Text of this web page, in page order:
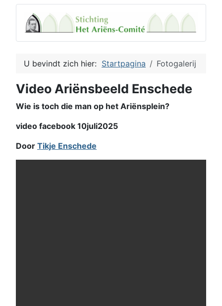
U bevindt zich hier: Startpagina Fotogalerij
Video Ariënsbeeld Enschede
Wie is toch die man op het Ariënsplein?
video facebook 10juli2025
Door Tikje Enschede